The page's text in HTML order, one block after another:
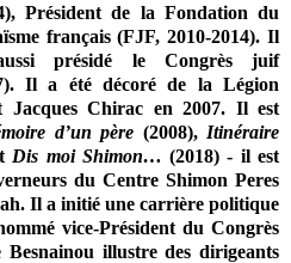
Président de la Fondation du
français (FJF, 2010-2014). Il
présidé le Congrès juif
Il a été décoré de la Légion
Jacques Chirac en 2007. Il est
d’un père (2008), Itinéraire
Dis moi Shimon… (2018) - il est
du Centre Shimon Peres
Il a initié une carrière politique
vice-Président du Congrès
Besnainou illustre des dirigeants